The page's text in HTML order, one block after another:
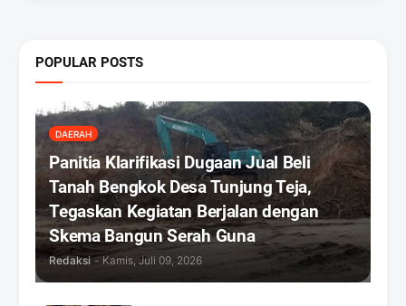
POPULAR POSTS
DAERAH
Panitia Klarifikasi Dugaan Jual Beli
Tanah Bengkok Desa Tunjung Teja,
Tegaskan Kegiatan Berjalan dengan
Skema Bangun Serah Guna
Redaksi - Kamis, Juli 09, 2026